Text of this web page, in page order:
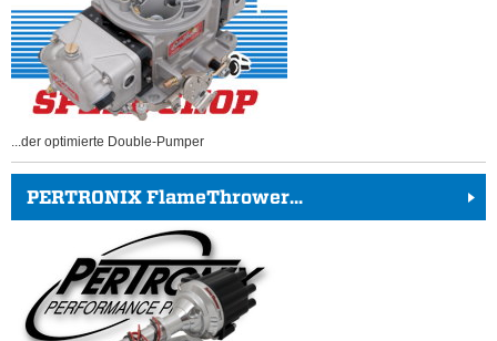
...der optimierte Double-Pumper
PERTRONIX FlameThrower...